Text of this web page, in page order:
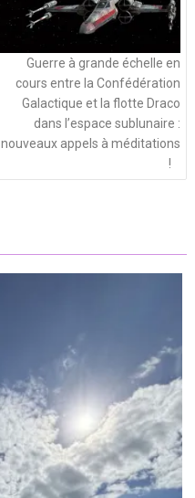
Guerre à grande échelle en
cours entre la Confédération
Galactique et la flotte Draco
dans l’espace sublunaire :
nouveaux appels à méditations
!